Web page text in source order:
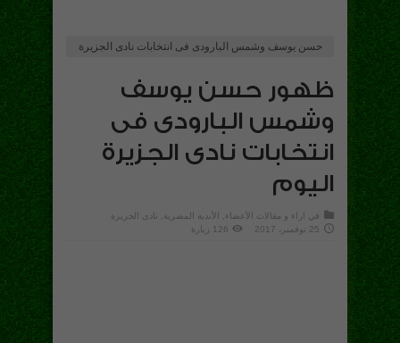
حسن يوسف وشمس البارودى فى انتخابات نادى الجزيرة
ظهور حسن يوسف
وشمس البارودى فى
انتخابات نادى الجزيرة
اليوم
في اراء و مقالات الأعضاء الأندية المصرية
نادى الجزيرة
25 نوفمبر، 2017
126 زيارة